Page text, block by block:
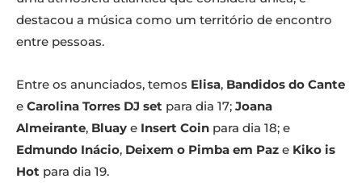
destacou a música como um território de encontro
entre pessoas.
Entre os anunciados, temos Elisa, Bandidos do Cante
e Carolina Torres DJ set para dia 17; Joana
Almeirante, Bluay e Insert Coin para dia 18; e
Edmundo Inácio, Deixem o Pimba em Paz e Kiko is
Hot para dia 19.